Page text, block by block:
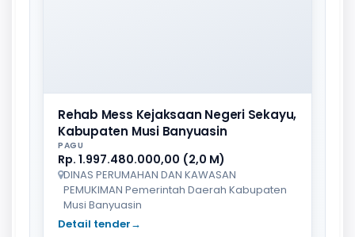
Rehab Mess Kejaksaan Negeri Sekayu,
Kabupaten Musi Banyuasin
PAGU
Rp. 1.997.480.000,00 (2,0 M)
DINAS PERUMAHAN DAN KAWASAN
PEMUKIMAN Pemerintah Daerah Kabupaten
Musi Banyuasin
Detail tender→